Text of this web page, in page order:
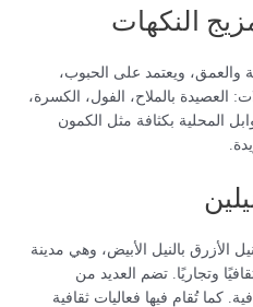
النكهات
والعمق، ويعتمد على الحبوب،
العصيدة بالملاح، الفول، الكسرة،
المحلية بكثافة مثل الكمون
الأزرق بالنيل الأبيض، وهي مدينة
وتجاريًا. تضم العديد من
كما تُقام فيها فعاليات ثقافية